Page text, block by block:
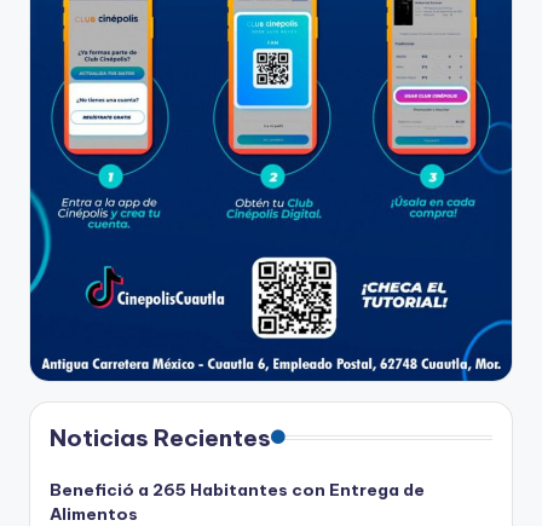
Noticias Recientes
Benefició a 265 Habitantes con Entrega de
Alimentos